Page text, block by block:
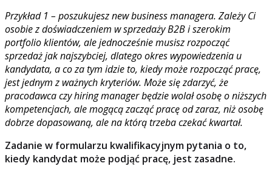
Przykład 1 – poszukujesz new business managera. Zależy Ci
osobie z doświadczeniem w sprzedaży B2B i szerokim
portfolio klientów, ale jednocześnie musisz rozpocząć
sprzedaż jak najszybciej, dlatego okres wypowiedzenia u
kandydata, a co za tym idzie to, kiedy może rozpocząć pracę,
jest jednym z ważnych kryteriów. Może się zdarzyć, że
pracodawca czy hiring manager będzie wolał osobę o niższych
kompetencjach, ale mogącą zacząć pracę od zaraz, niż osobę
dobrze dopasowaną, ale na którą trzeba czekać kwartał.
Zadanie w formularzu kwalifikacyjnym pytania o to,
kiedy kandydat może podjąć pracę, jest zasadne.